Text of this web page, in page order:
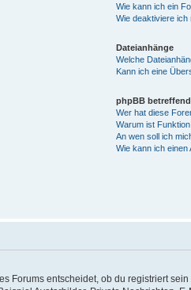
Wie kann ich ein
Wie deaktiviere ich
Dateianhänge
Welche
Kann ich eine
phpBB
Wer hat diese
Warum ist
An wen soll ich
Wie kann ich
entscheidet, ob du registriert